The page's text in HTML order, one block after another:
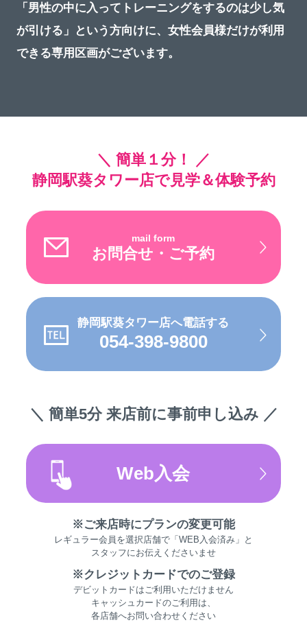
「男性の中に入ってトレーニングをするのは少し気
が引ける」という方向けに、女性会員様だけが利用
できる専用区画がございます。
＼ 簡単１分！ ／
静岡駅葵タワー店で見学＆体験予約
mail form
お問合せ・ご予約
静岡駅葵タワー店へ電話する
054-398-9800
＼ 簡単5分 来店前に事前申し込み ／
Web入会
※ご来店時にプランの変更可能
レギュラー会員を選択店舗で「WEB入会済み」と
スタッフにお伝えくださいませ
※クレジットカードでのご登録
デビットカードはご利用いただけません
キャッシュカードのご利用は、
各店舗へお問い合わせください